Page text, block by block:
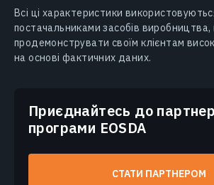
Всі ці характеристики
постачальниками засобів
продемонструвати своїм клієнтам
на основі фактичних даних.
Приєднайтесь до
програми EOSDA
СТАТИ ПАРТНЕРОМ